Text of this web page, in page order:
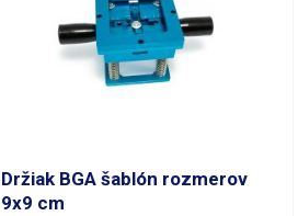
Držiak BGA šablón rozmerov
9x9 cm